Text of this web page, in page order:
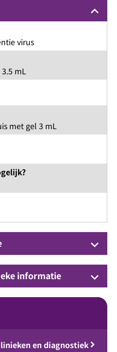
keyboard_arrow_up
virus
mL
met gel 3 mL
keyboard_arrow_down
informatie keyboard_arrow_down
en diagnostiek